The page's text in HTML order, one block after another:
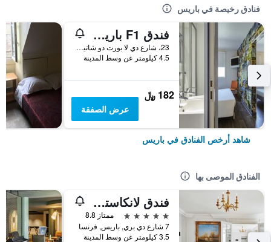
فنادق رخيصة في باريس
فندق F1 باريس بورت دو شاتيلون
23، شارع دي لا بورت دو شاتيلون, باريس, فرنسا
4.5 كيلومتر عن وسط المدينة
182 ﷼
عرض الصفقة
شاهد أرخص الفنادق في باريس
الفنادق الموصى بها
فندق لانكاستر باريس شانزليزيه
5 نجوم
ممتاز 8.8
7 شارع دي بري, باريس, فرنسا
3.5 كيلومتر عن وسط المدينة